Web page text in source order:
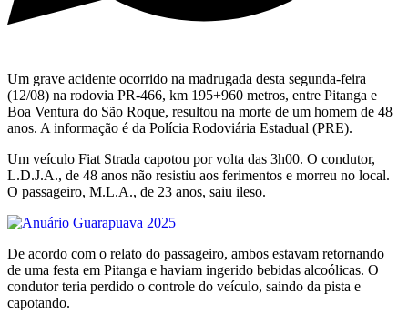
Um grave acidente ocorrido na madrugada desta segunda-feira
(12/08) na rodovia PR-466, km 195+960 metros, entre Pitanga e
Boa Ventura do São Roque, resultou na morte de um homem de 48
anos. A informação é da Polícia Rodoviária Estadual (PRE).
Um veículo Fiat Strada capotou por volta das 3h00. O condutor,
L.D.J.A., de 48 anos não resistiu aos ferimentos e morreu no local.
O passageiro, M.L.A., de 23 anos, saiu ileso.
De acordo com o relato do passageiro, ambos estavam retornando
de uma festa em Pitanga e haviam ingerido bebidas alcoólicas. O
condutor teria perdido o controle do veículo, saindo da pista e
capotando.